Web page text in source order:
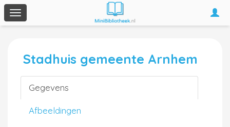
Toggle
navigation
Stadhuis gemeente Arnhem
Gegevens
Afbeeldingen